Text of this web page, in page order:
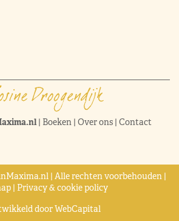
| Boeken| Over ons| Contact
| Alle rechten voorbehouden |
| Privacy & cookie policy
doorWebCapital